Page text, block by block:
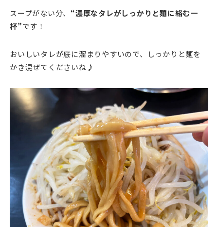
スープがない分、 “濃厚なタレがしっかりと麺に絡む一
杯”です！
おいしいタレが底に溜まりやすいので、しっかりと麺を
かき混ぜてくださいね♪